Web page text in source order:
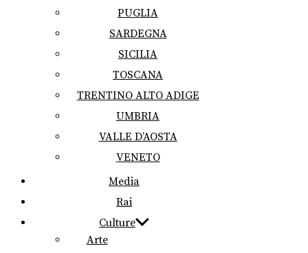
PUGLIA
SARDEGNA
SICILIA
TOSCANA
TRENTINO ALTO ADIGE
UMBRIA
VALLE D’AOSTA
VENETO
Media
Rai
Culture
Arte